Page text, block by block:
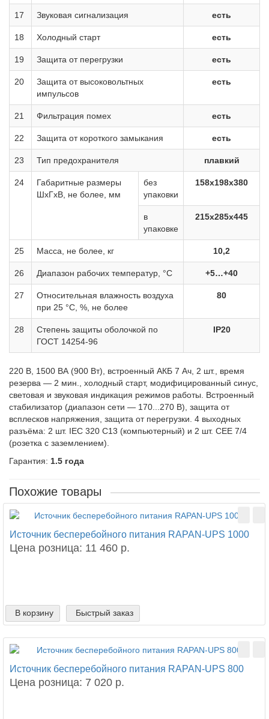
17 Звуковая сигнализация есть
18 Холодный старт есть
19 Защита от перегрузки есть
20
Защита от высоковольтных
импульсов
есть
21 Фильтрация помех есть
22 Защита от короткого замыкания есть
23 Тип предохранителя плавкий
24
Габаритные размеры
ШхГхВ, не более, мм
без
упаковки
158х198х380
в
упаковке
215х285х445
25 Масса, не более, кг 10,2
26 Диапазон рабочих температур, °С +5…+40
27
Относительная влажность воздуха
при 25 °С, %, не более
80
28
Степень защиты оболочкой по
ГОСТ 14254-96
IP20
220 В, 1500 ВА (900 Вт), встроенный АКБ 7 Ач, 2 шт., время
резерва — 2 мин., холодный старт, модифицированный синус,
световая и звуковая индикация режимов работы. Встроенный
стабилизатор (диапазон сети — 170...270 В), защита от
всплесков напряжения, защита от перегрузки. 4 выходных
разъёма: 2 шт. IEC 320 C13 (компьютерный) и 2 шт. CEE 7/4
(розетка с заземлением).
Гарантия: 1.5 года
Похожие товары
Источник бесперебойного питания RAPAN-UPS 1000
Цена розница: 11 460 р.
В корзину Быстрый заказ
Источник бесперебойного питания RAPAN-UPS 800
Цена розница: 7 020 р.